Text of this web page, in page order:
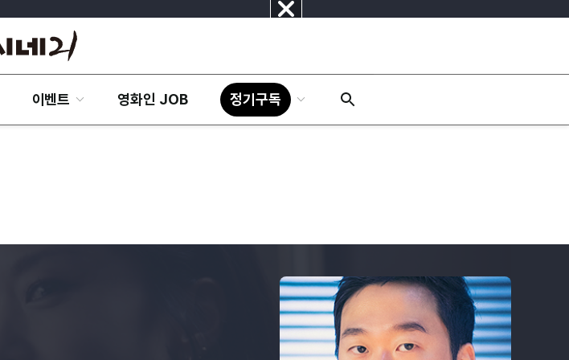
닫
이벤트 영화인 JOB 정기구독